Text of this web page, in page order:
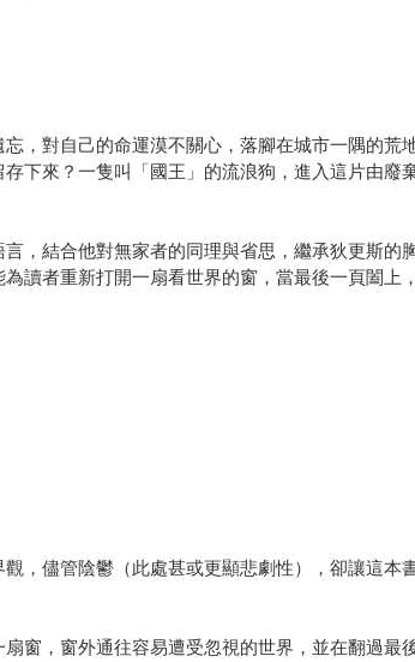
，對自己的命運漠不關心，落腳在城市一隅的荒
下來？一隻叫「國王」的流浪狗，進入這片由廢
，結合他對無家者的同理與省思，繼承狄更斯
讀者重新打開一扇看世界的窗，當最後一頁闔上
，儘管陰鬱（此處甚或更顯悲劇性），卻讓這本
窗，窗外通往容易遭受忽視的世界，並在翻過最